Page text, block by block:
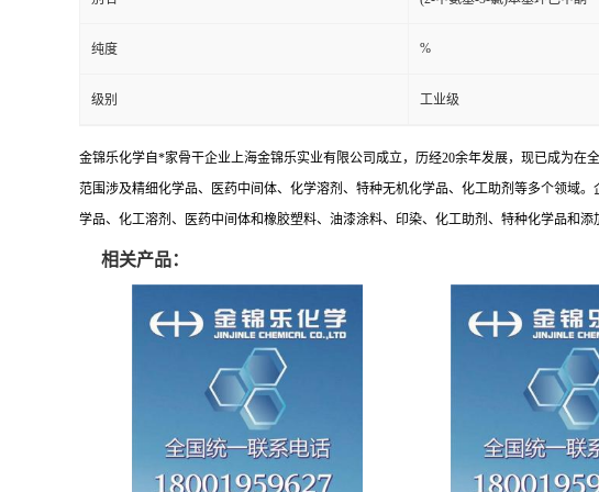
纯度 %
级别 工业级
金锦乐化学自*家骨干企业上海金锦乐实业有限公司成立，历经20余年发展，现已成为
范围涉及精细化学品、医药中间体、化学溶剂、特种无机化学品、化工助剂等多个领域
学品、化工溶剂、医药中间体和橡胶塑料、油漆涂料、印染、化工助剂、特种化学品和
相关产品：